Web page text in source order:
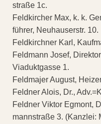
straße 1c.
Feldkircher Max, k. k.
führer, Neuhauserstr. 10.
Feldkirchner Karl,
Feldmann Josef,
Viaduktgasse 1.
Feldmajer August,
Feldner Alois, Dr.,
Feldner Viktor Egmont,
mannstraße 3. (Kanzlei: